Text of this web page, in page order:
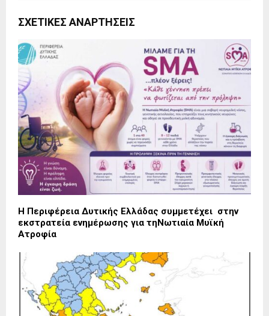
ΣΧΕΤΙΚΈΣ ΑΝΑΡΤΉΣΕΙΣ
Η Περιφέρεια Δυτικής Ελλάδας συμμετέχει στην
εκστρατεία ενημέρωσης για τηΝωτιαία Μυϊκή
Ατροφία